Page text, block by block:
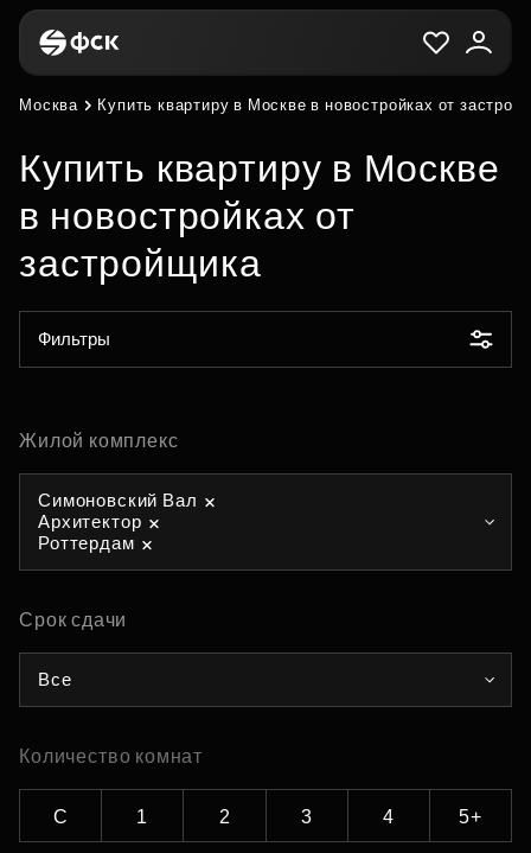
Москва Купить квартиру в Москве в новостройках от
Купить квартиру в Москве
в новостройках от
застройщика
Фильтры
Жилой комплекс
Симоновский Вал
Архитектор
Роттердам
Срок сдачи
Все
Количество комнат
С 1 2 3 4 5+